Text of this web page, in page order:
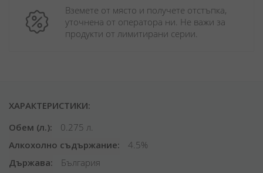
Вземете от място и получете отстъпка,
уточнена от оператора ни. Не важи за
продукти от лимитирани серии.
ХАРАКТЕРИСТИКИ:
Обем (л.)
0.275 л.
Алкохолно съдържание
4.5%
Държава
България